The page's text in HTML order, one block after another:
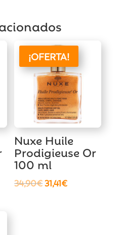
¡OFERTA!
Nuxe Huile
Prodigieuse Or
100 ml
34,90€El
31,41€El